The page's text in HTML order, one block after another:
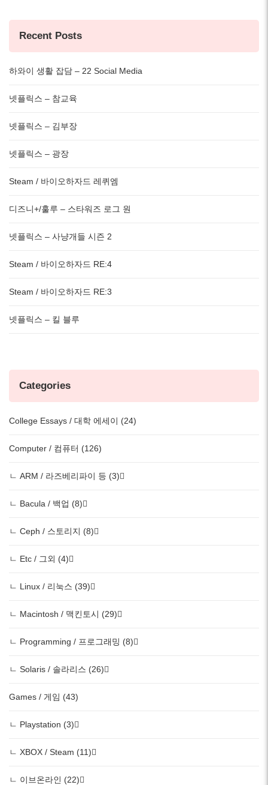
Recent Posts
하와이 생활 잡담 – 22 Social Media
넷플릭스 – 참교육
넷플릭스 – 김부장
넷플릭스 – 광장
Steam / 바이오하자드 레퀴엠
디즈니+/훌루 – 스타워즈 로그 원
넷플릭스 – 사냥개들 시즌 2
Steam / 바이오하자드 RE:4
Steam / 바이오하자드 RE:3
넷플릭스 – 킬 블루
Categories
College Essays / 대학 에세이 (24)
Computer / 컴퓨터 (126)
ㄴ ARM / 라즈베리파이 등 (3)
ㄴ Bacula / 백업 (8)
ㄴ Ceph / 스토리지 (8)
ㄴ Etc / 그외 (4)
ㄴ Linux / 리눅스 (39)
ㄴ Macintosh / 맥킨토시 (29)
ㄴ Programming / 프로그래밍 (8)
ㄴ Solaris / 솔라리스 (26)
Games / 게임 (43)
ㄴ Playstation (3)
ㄴ XBOX / Steam (11)
ㄴ 이브온라인 (22)